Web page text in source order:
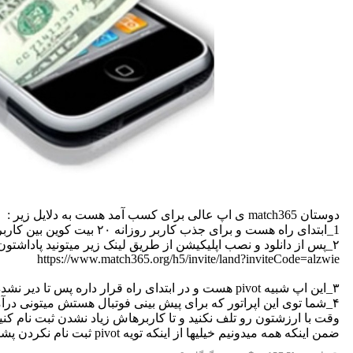
دوستان match365 ی اپ عالی برای کسب آمد هست به دلایل زیر :
1_ابتدای راه هست و برای جذب کاربر روزانه ۲۰ بیت کوین بین کاربرا تقسیم میکنه
۲_پس از دانلود و نصب اپلیکیشن از طریق لینک زیر میتونید پاداشتون که معادل ۱۰۰۰۰ساتوشی هست رو مشاهده کنی
https://www.match365.org/h5/invite/land?inviteCode=alzwie
۳_این اپ شبیه pivot هست و در ابتدای راه قرار داره پس تا دیر نشده از پاداشهای واقعا عالی استفاده کنید
۴_شما توی این اپراتور که برای پیش بینی فوتبال هستش میتونی درآمد خودتون خیلی خوب افزایش بدین
وقت با ارزشتون رو تلف نکنید و تا کاربرهاش زیاد نشدن ثبت نام
ضمن اینکه همه میدونیم خیلیها از اینکه تویه pivot ثبت نام نکردن پشیمونن